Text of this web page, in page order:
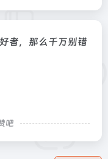
者，那么千万别错
吧